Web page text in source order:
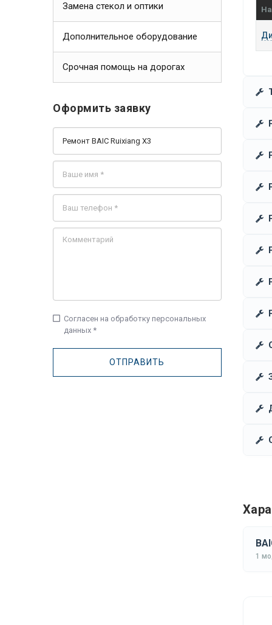
1
Замена стекол и оптики
Дополнительное оборудование
Срочная помощь на дорогах
Оформить заявку
check_box_outline_blank Согласен на обработку персональных
данных *